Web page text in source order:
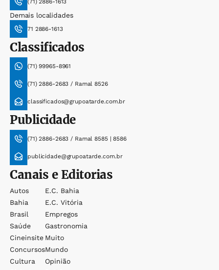
(71) 2886-1613
Demais localidades
71 2886-1613
Classificados
(71) 99965-8961
(71) 2886-2683 / Ramal 8526
classificados@grupoatarde.com.br
Publicidade
(71) 2886-2683 / Ramal 8585 | 8586
publicidade@grupoatarde.com.br
Canais e Editorias
Autos
Bahia
Brasil
Saúde
Cineinsite
Concursos
Cultura
E.c. Bahia
E.c. Vitória
Empregos
Gastronomia
Muito
Mundo
Opinião